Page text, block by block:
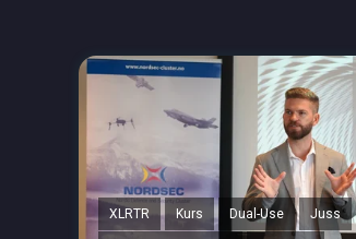
XLRTR Kurs Dual-Use Juss